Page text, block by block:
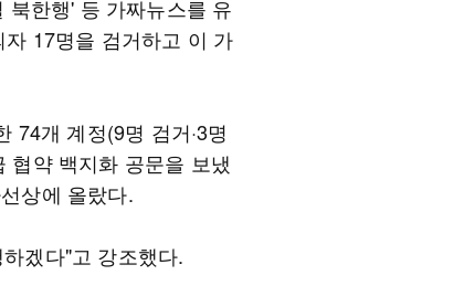
북한행' 등 가짜뉴스를 유
17명을 검거하고 이 가
74개 계정(9명 검거·3명
협약 백지화 공문을 보냈
상에 올랐다.
겠다"고 강조했다.